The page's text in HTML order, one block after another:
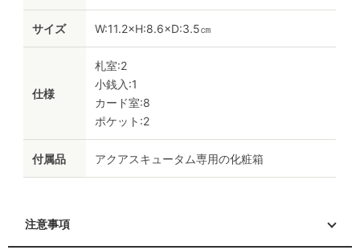
サイズ W:11.2×H:8.6×D:3.5㎝
仕様
札室:2
小銭入:1
カード室:8
ポケット:2
付属品 アクアスキュータム専用の化粧箱
注意事項